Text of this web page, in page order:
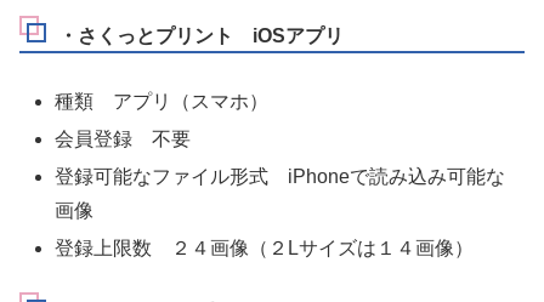
・さくっとプリント iOSアプリ
種類 アプリ（スマホ）
会員登録 不要
登録可能なファイル形式 iPhoneで読み込み可能な
画像
登録上限数 ２４画像（２Lサイズは１４画像）